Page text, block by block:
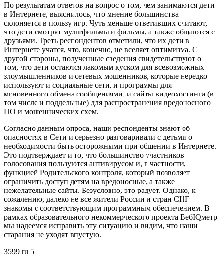
По результатам ответов на вопрос о том, чем занимаются дети
в Интернете, выяснилось, что мнение большинства
склоняется в пользу игр. Чуть меньше ответивших считают,
что дети смотрят мультфильмы и фильмы, а также общаются с
друзьями. Треть респондентов отметили, что их дети в
Интернете учатся, что, конечно, не вселяет оптимизма. С
другой стороны, полученные сведения свидетельствуют о
том, что дети остаются лакомым куском для всевозможных
злоумышленников и сетевых мошенников, которые нередко
используют и социальные сети, и программы для
мгновенного обмена сообщениями, и сайты видеохостинга (в
том числе и поддельные) для распространения вредоносного
ПО и мошеннических схем.
Согласно данным опроса, наши респонденты знают об
опасностях в Сети и серьезно разговаривали с детьми о
необходимости быть осторожными при общении в Интернете.
Это подтверждает и то, что большинство участников
голосования пользуются антивирусом и, в частности,
функцией Родительского контроля, который позволяет
ограничить доступ детям на вредоносные, а также
нежелательные сайты. Безусловно, это радует. Однако, к
сожалению, далеко не все жители России и стран СНГ
знакомы с соответствующим программным обеспечением. В
рамках образовательного некоммерческого проекта ВебIQметр
мы надеемся исправить эту ситуацию и видим, что наши
старания не уходят впустую.
3599 ru 5